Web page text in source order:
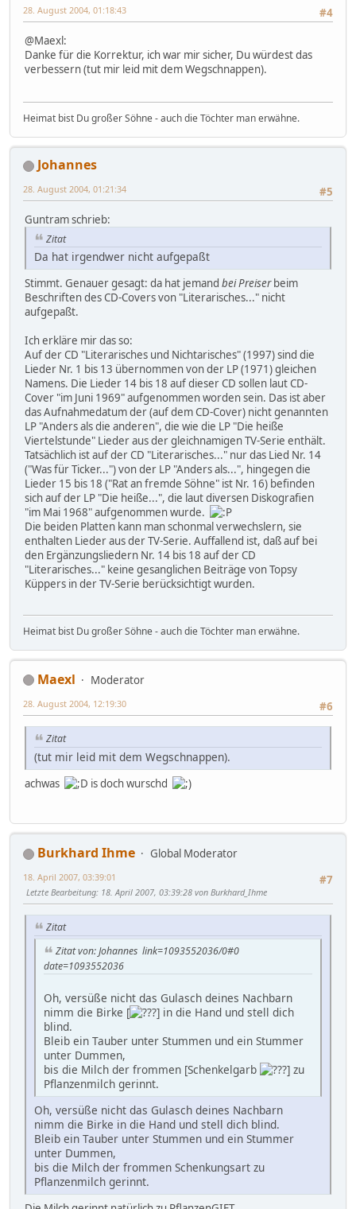
#4
28. August 2004, 01:18:43
@Maexl:
Danke für die Korrektur, ich war mir sicher, Du würdest das
verbessern (tut mir leid mit dem Wegschnappen).
Heimat bist Du großer Söhne - auch die Töchter man erwähne.
Johannes
#5
28. August 2004, 01:21:34
Guntram schrieb:
Zitat
Da hat irgendwer nicht aufgepaßt
Stimmt. Genauer gesagt: da hat jemand bei Preiserbeim
Beschriften des CD-Covers von "Literarisches..." nicht
aufgepaßt.
Ich erkläre mir das so:
Auf der CD "Literarisches und Nichtarisches" (1997) sind die
Lieder Nr. 1 bis 13 übernommen von der LP (1971) gleichen
Namens. Die Lieder 14 bis 18 auf dieser CD sollen laut CD-
Cover "im Juni 1969" aufgenommen worden sein. Das ist aber
das Aufnahmedatum der (auf dem CD-Cover) nicht genannten
LP "Anders als die anderen", die wie die LP "Die heiße
Viertelstunde" Lieder aus der gleichnamigen TV-Serie enthält.
Tatsächlich ist auf der CD "Literarisches..." nur das Lied Nr. 14
("Was für Ticker...") von der LP "Anders als...", hingegen die
Lieder 15 bis 18 ("Rat an fremde Söhne" ist Nr. 16) befinden
sich auf der LP "Die heiße...", die laut diversen Diskografien
"im Mai 1968" aufgenommen wurde.
Die beiden Platten kann man schonmal verwechslern, sie
enthalten Lieder aus der TV-Serie. Auffallend ist, daß auf bei
den Ergänzungsliedern Nr. 14 bis 18 auf der CD
"Literarisches..." keine gesanglichen Beiträge von Topsy
Küppers in der TV-Serie berücksichtigt wurden.
Heimat bist Du großer Söhne - auch die Töchter man erwähne.
Maexl
Moderator
#6
28. August 2004, 12:19:30
Zitat
(tut mir leid mit dem Wegschnappen).
achwas is doch wurschd
Burkhard Ihme
Global Moderator
#7
18. April 2007, 03:39:01
Letzte Bearbeitung: 18. April 2007, 03:39:28 von Burkhard_Ihme
Zitat
Zitat von: Johannes link=1093552036/0#0
date=1093552036
Oh, versüße nicht das Gulasch deines Nachbarn
nimm die Birke [
] in die Hand und stell dich
blind.
Bleib ein Tauber unter Stummen und ein Stummer
unter Dummen,
bis die Milch der frommen [Schenkelgarb
] zu
Pflanzenmilch gerinnt.
Oh, versüße nicht das Gulasch deines Nachbarn
nimm die Birke in die Hand und stell dich blind.
Bleib ein Tauber unter Stummen und ein Stummer
unter Dummen,
bis die Milch der frommen Schenkungsart zu
Pflanzenmilch gerinnt.